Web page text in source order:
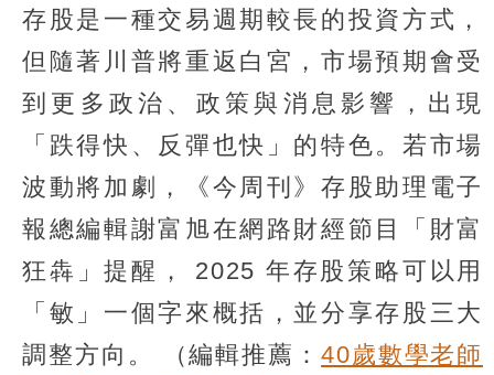
存股是一種交易週期較長的投資方式，
但隨著川普將重返白宮，市場預期會受
到更多政治、政策與消息影響，出現
「跌得快、反彈也快」的特色。若市場
波動將加劇，《今周刊》存股助理電子
報總編輯謝富旭在網路財經節目「財富
狂犇」提醒， 2025 年存股策略可以用
「敏」一個字來概括，並分享存股三大
調整方向。
（編輯推薦：40歲數學老師